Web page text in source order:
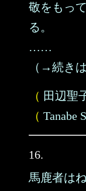
敬をもっ
る。
……
（→続き
（ 田辺聖
（ Tanabe
16.
馬鹿者はね